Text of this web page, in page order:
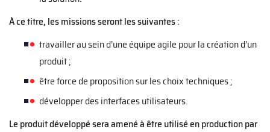
À ce titre, les missions seront les suivantes :
travailler au sein d’une équipe agile pour la création d’un
produit ;
être force de proposition sur les choix techniques ;
développer des interfaces utilisateurs.
Le produit développé sera amené à être utilisé en production par